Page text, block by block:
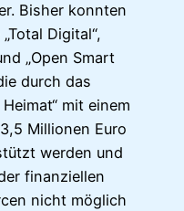
Bisher konnten
Digital“,
„Open Smart
durch das
mit einem
Millionen Euro
werden und
finanziellen
nicht möglich